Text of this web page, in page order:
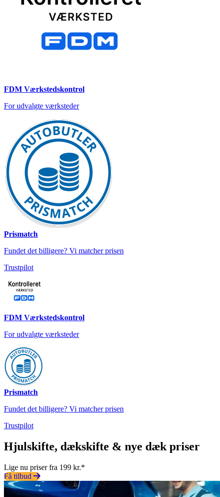
FDM Værkstedskontrol
For udvalgte værksteder
Prismatch
Fundet det billigere? Vi matcher prisen
Trustpilot
FDM Værkstedskontrol
For udvalgte værksteder
Prismatch
Fundet det billigere? Vi matcher prisen
Trustpilot
Hjulskifte, dækskifte & nye dæk priser
Lige nu priser fra 199 kr.*
Få tilbud